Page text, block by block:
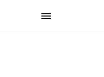
Toggle